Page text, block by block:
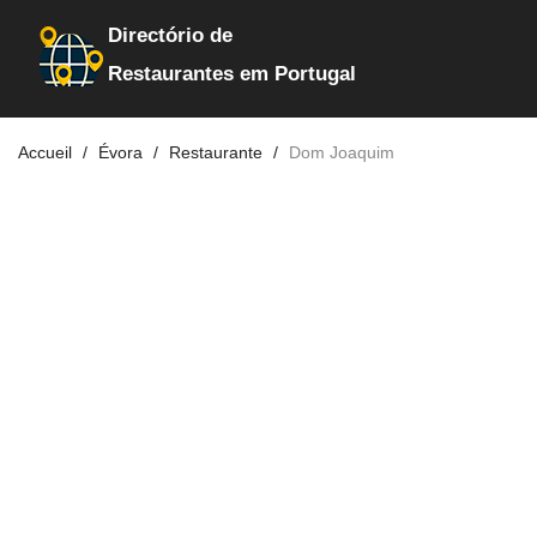
Directório de
Restaurantes em Portugal
Accueil Évora Restaurante Dom Joaquim